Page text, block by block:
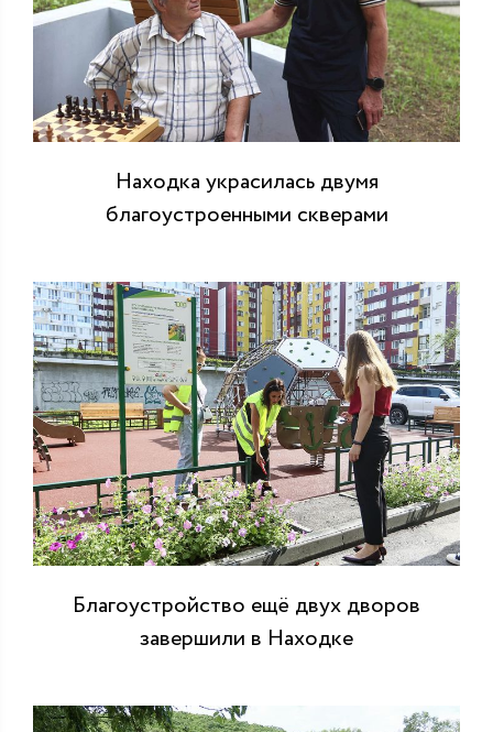
Находка украсилась двумя
благоустроенными скверами
Благоустройство ещё двух дворов
завершили в Находке